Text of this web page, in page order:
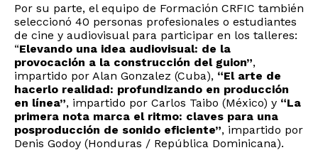
Por su parte, el equipo de Formación CRFIC también
seleccionó 40 personas profesionales o estudiantes
de cine y audiovisual para participar en los talleres:
“Elevando una idea audiovisual: de la
provocación a la construcción del guion”,
impartido por Alan Gonzalez (Cuba), “El arte de
hacerlo realidad: profundizando en producción
en línea”, impartido por Carlos Taibo (México) y “La
primera nota marca el ritmo: claves para una
posproducción de sonido eficiente”, impartido por
Denis Godoy (Honduras / República Dominicana).